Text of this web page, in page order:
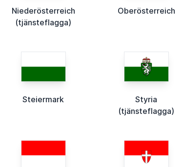
Niederösterreich
(tjänsteflagga)
Oberösterreich
Steiermark
Styria
(tjänsteflagga)